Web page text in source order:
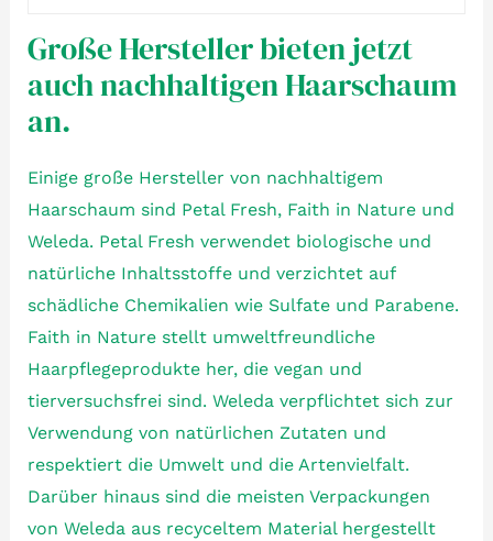
Große Hersteller bieten jetzt
auch nachhaltigen Haarschaum
an.
Einige große Hersteller von nachhaltigem
Haarschaum sind Petal Fresh, Faith in Nature und
Weleda. Petal Fresh verwendet biologische und
natürliche Inhaltsstoffe und verzichtet auf
schädliche Chemikalien wie Sulfate und Parabene.
Faith in Nature stellt umweltfreundliche
Haarpflegeprodukte her, die vegan und
tierversuchsfrei sind. Weleda verpflichtet sich zur
Verwendung von natürlichen Zutaten und
respektiert die Umwelt und die Artenvielfalt.
Darüber hinaus sind die meisten Verpackungen
von Weleda aus recyceltem Material hergestellt